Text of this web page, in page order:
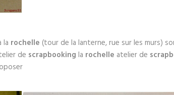
la rochelle (tour de la lanterne, rue sur les murs)
de scrapbooking la rochelle atelier de